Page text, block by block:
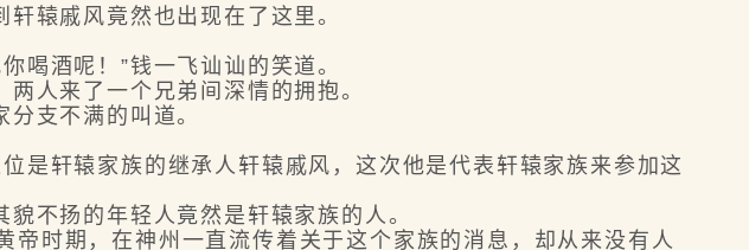
辕戚风竟然也出现在了这里。
酒呢！”钱一飞讪讪的笑道。
人来了一个兄弟间深情的拥抱。
支不满的叫道。
轩辕家族的继承人轩辕戚风，这次他是代表轩辕家族来参加这
不扬的年轻人竟然是轩辕家族的人。
时期，在神州一直流传着关于这个家族的消息，却从来没有人